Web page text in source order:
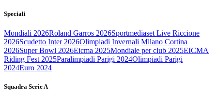
Speciali
Mondiali 2026Roland Garros 2026Sportmediaset Live Riccione
2026Scudetto Inter 2026Olimpiadi Invernali Milano Cortina
2026Super Bowl 2026Eicma 2025Mondiale per club 2025EICMA
Riding Fest 2025Paralimpiadi Parigi 2024Olimpiadi Parigi
2024Euro 2024
Squadra Serie A